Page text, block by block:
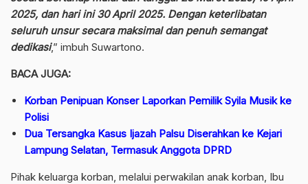
2025, dan hari ini 30 April 2025. Dengan keterlibatan
seluruh unsur secara maksimal dan penuh semangat
dedikasi,” imbuh Suwartono.
BACA JUGA:
Korban Penipuan Konser Laporkan Pemilik Syila Musik ke
Polisi
Dua Tersangka Kasus Ijazah Palsu Diserahkan ke Kejari
Lampung Selatan, Termasuk Anggota DPRD
Pihak keluarga korban, melalui perwakilan anak korban, Ibu